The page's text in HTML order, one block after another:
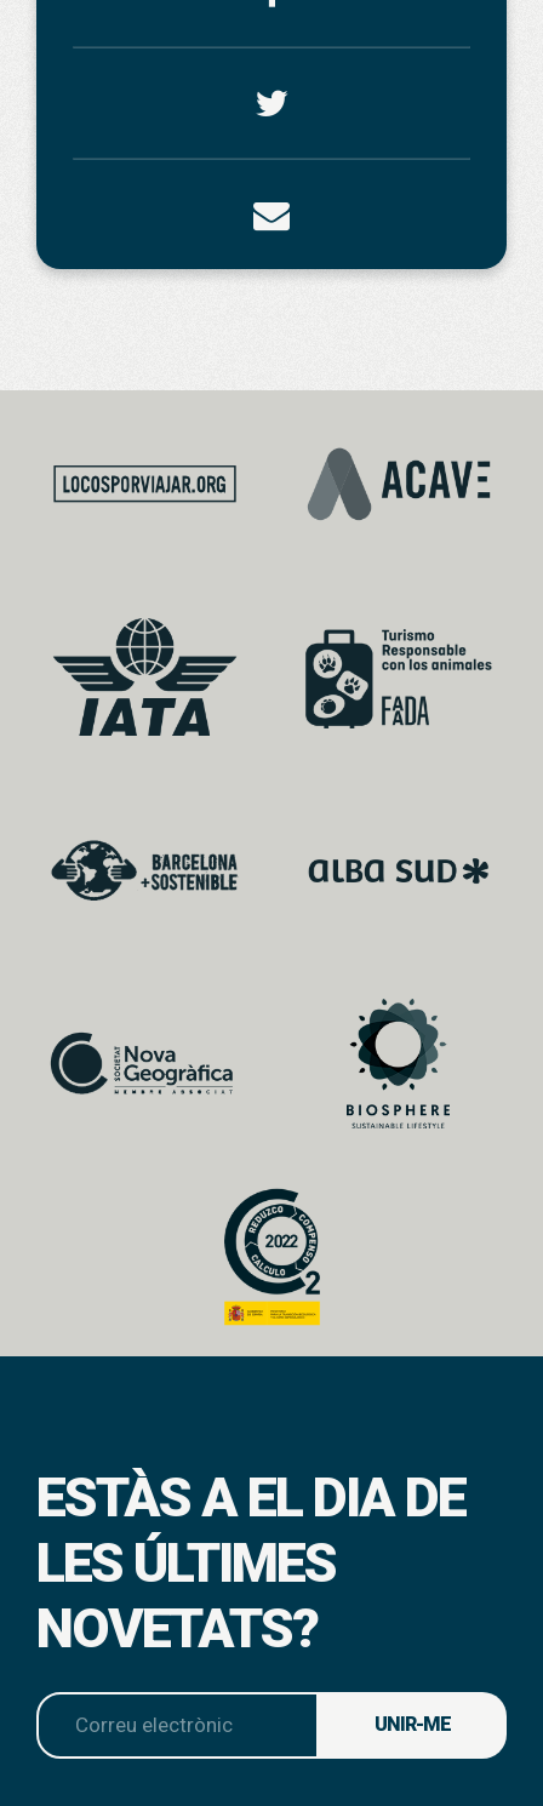
ESTÀS A EL DIA DE
LES ÚLTIMES
NOVETATS?
UNIR-ME